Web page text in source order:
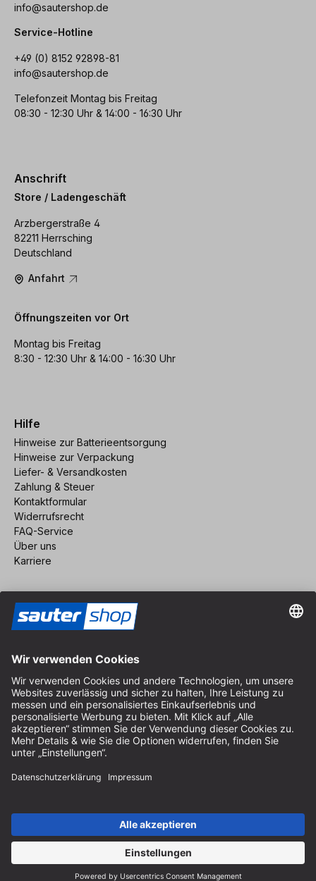
info@sautershop.de
Service-Hotline
+49 (0) 8152 92898-81
info@sautershop.de
Telefonzeit Montag bis Freitag
08:30 - 12:30 Uhr & 14:00 - 16:30 Uhr
Anschrift
Store / Ladengeschäft
Arzbergerstraße 4
82211 Herrsching
Deutschland
Anfahrt
Öffnungszeiten vor Ort
Montag bis Freitag
8:30 - 12:30 Uhr & 14:00 - 16:30 Uhr
Hilfe
Hinweise zur Batterieentsorgung
Hinweise zur Verpackung
Liefer- & Versandkosten
Zahlung & Steuer
Kontaktformular
Widerrufsrecht
FAQ-Service
Über uns
Karriere
Impressum
AGB
Datenschutz
Cookie-Einstellungen
© 2026 sauter GmbH
* kostenloser Versand ab 150 Euro Bestellwert innerhalb
Deutschlands für die Standard-Paketgrößen - ausgenommen
Sperrgut und Fracht
In Abh. des Lieferlandes kann die MwSt. an der Kasse variieren.